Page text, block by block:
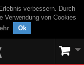
verbessern. Durch
Verwendung von Cookies
. Ok